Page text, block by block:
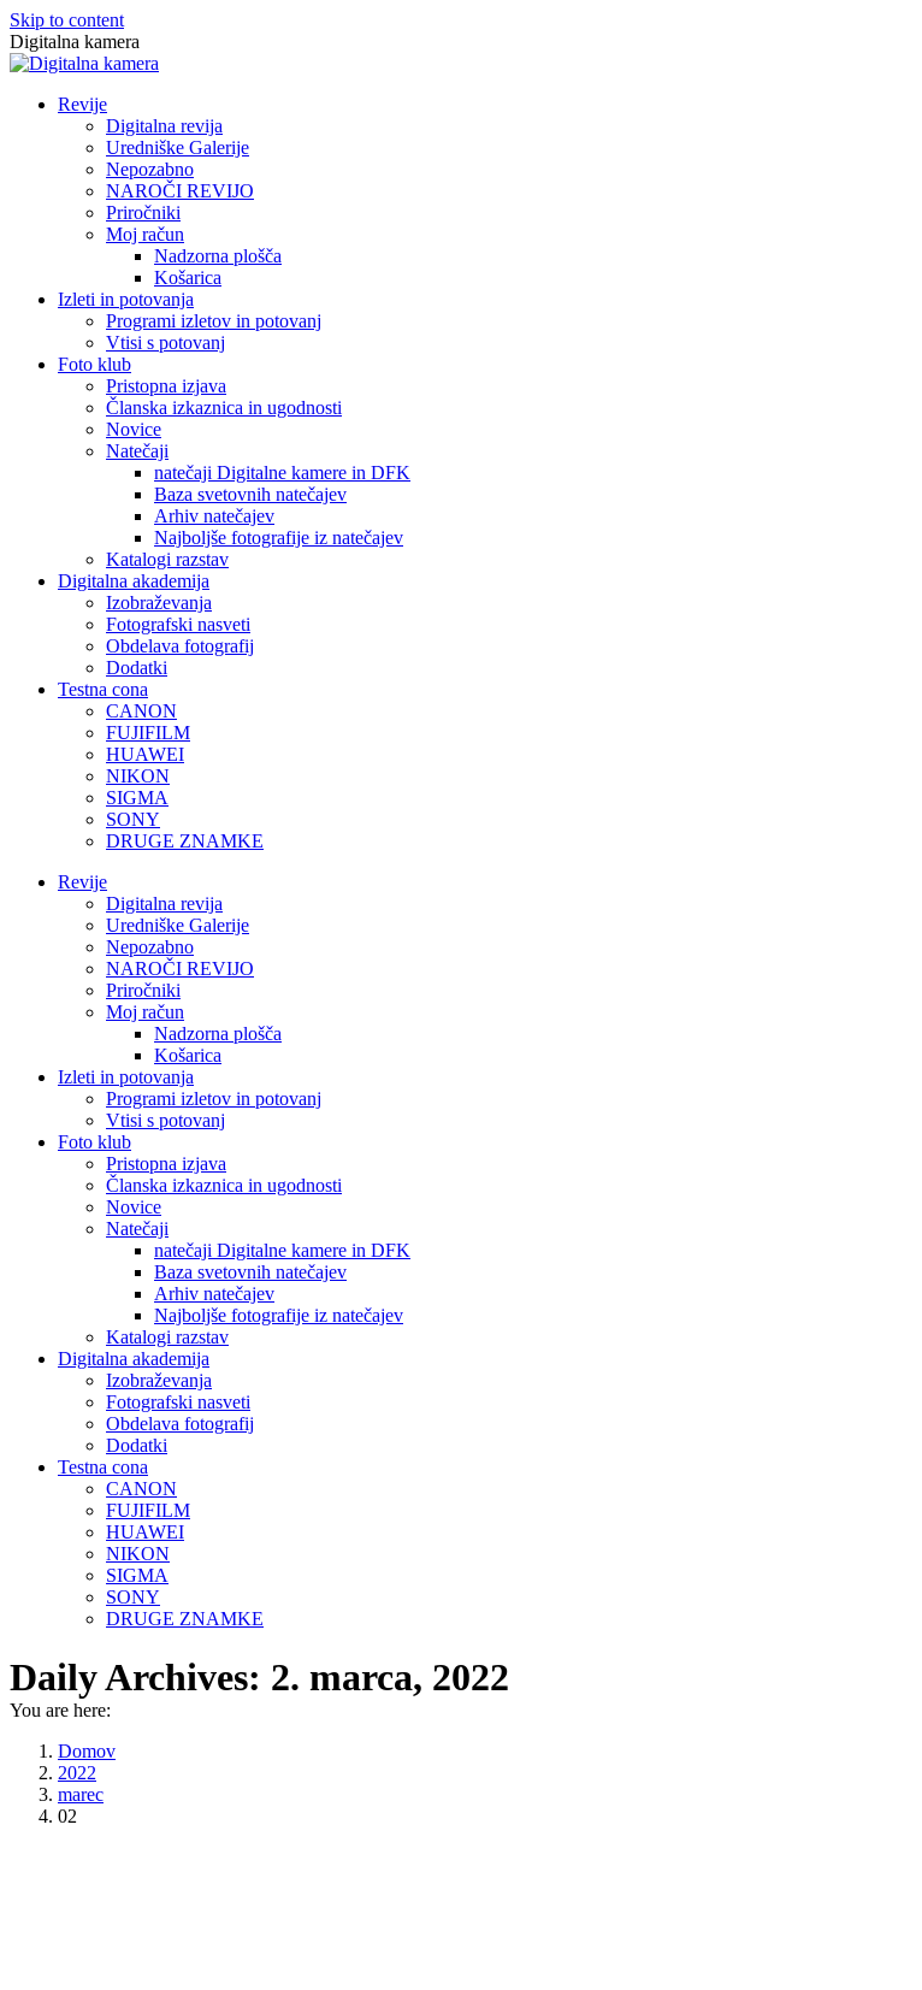
Skip to content
Digitalna kamera
Revije
Digitalna revija
Uredniške Galerije
Nepozabno
NAROČI REVIJO
Priročniki
Moj račun
Nadzorna plošča
Košarica
Izleti in potovanja
Programi izletov in potovanj
Vtisi s potovanj
Foto klub
Pristopna izjava
Članska izkaznica in ugodnosti
Novice
Natečaji
natečaji Digitalne kamere in DFK
Baza svetovnih natečajev
Arhiv natečajev
Najboljše fotografije iz natečajev
Katalogi razstav
Digitalna akademija
Izobraževanja
Fotografski nasveti
Obdelava fotografij
Dodatki
Testna cona
CANON
FUJIFILM
HUAWEI
NIKON
SIGMA
SONY
DRUGE ZNAMKE
Revije
Digitalna revija
Uredniške Galerije
Nepozabno
NAROČI REVIJO
Priročniki
Moj račun
Nadzorna plošča
Košarica
Izleti in potovanja
Programi izletov in potovanj
Vtisi s potovanj
Foto klub
Pristopna izjava
Članska izkaznica in ugodnosti
Novice
Natečaji
natečaji Digitalne kamere in DFK
Baza svetovnih natečajev
Arhiv natečajev
Najboljše fotografije iz natečajev
Katalogi razstav
Digitalna akademija
Izobraževanja
Fotografski nasveti
Obdelava fotografij
Dodatki
Testna cona
CANON
FUJIFILM
HUAWEI
NIKON
SIGMA
SONY
DRUGE ZNAMKE
Daily Archives: 2. marca, 2022
You are here:
Domov
2022
marec
02